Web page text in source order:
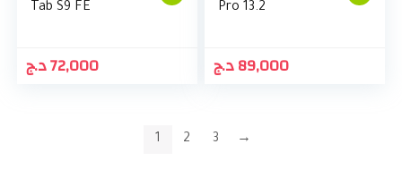
Tab S9 FE
72,000د.ج
Pro 13.2
89,000د.ج
1 2 3 →